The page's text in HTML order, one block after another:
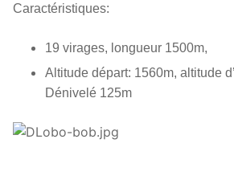
Caractéristiques:
19 virages, longueur 1500m,
Altitude départ: 1560m, altitude
Dénivelé 125m